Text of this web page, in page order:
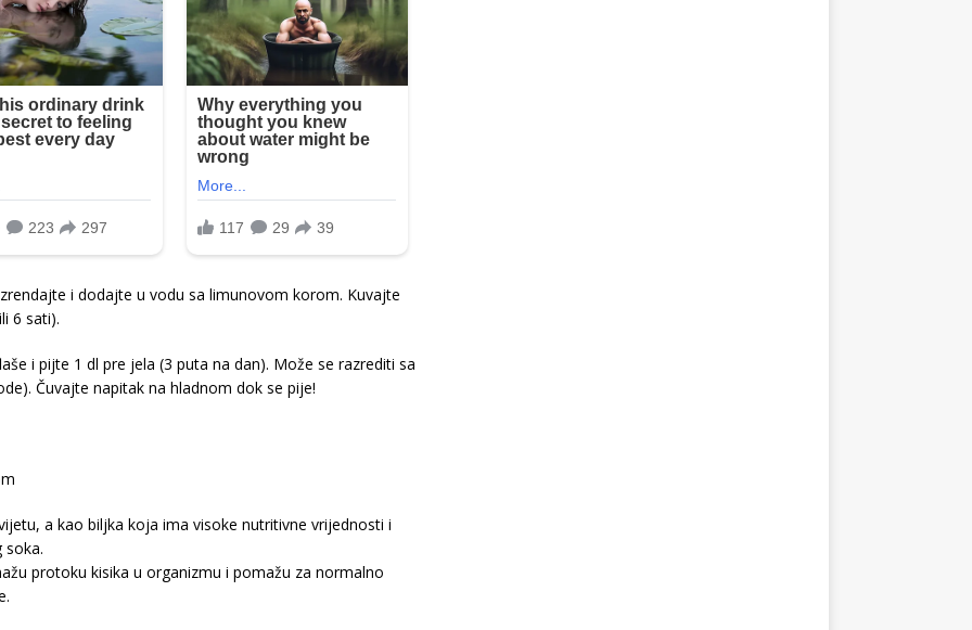
i dodajte u vodu sa limunovom korom. Kuvajte
6 sati).
i pijte 1 dl pre jela (3 puta na dan). Može se razrediti sa
Čuvajte napitak na hladnom dok se pije!
a kao biljka koja ima visoke nutritivne vrijednosti i
protoku kisika u organizmu i pomažu za normalno